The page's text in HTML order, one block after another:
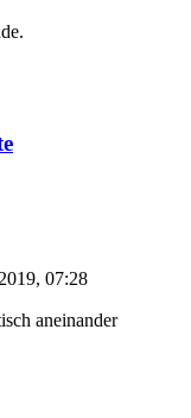
07:28
aneinander